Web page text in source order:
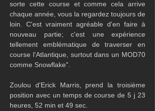
sorte cette course et comme cela arrive
chaque année, vous la regardez toujours de
loin. C'est vraiment agréable d'en faire à
nouveau partie; c'est une expérience
tellement emblématique de traverser en
course l'Atlantique, surtout dans un MOD70
comme Snowflake".
Zoulou d'Erick Marris, prend la troisième
position avec un temps de course de 5 j 23
heures, 52 min et 49 sec.